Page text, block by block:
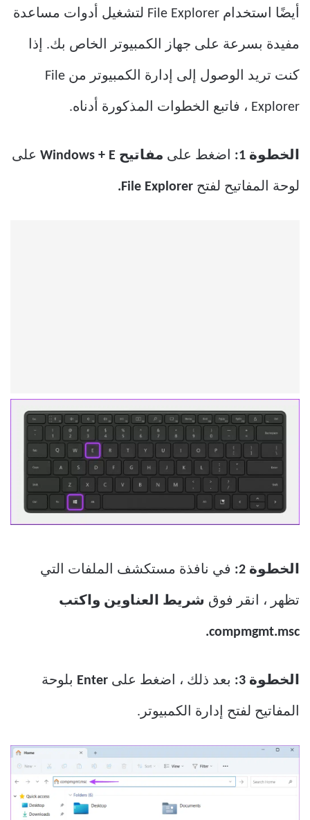
أيضًا استخدام File Explorer لتشغيل أدوات مساعدة
مفيدة بسرعة على جهاز الكمبيوتر الخاص بك. إذا
كنت تريد الوصول إلى إدارة الكمبيوتر من File
Explorer ، فاتبع الخطوات المذكورة أدناه.
الخطوة 1: اضغط على مفاتيح Windows + E على
لوحة المفاتيح لفتح
الخطوة 2: في نافذة مستكشف الملفات التي
تظهر ، انقر فوق شريط العناوين واكتب
compmgmt.msc.
الخطوة 3: بعد ذلك ، اضغط على Enter بلوحة
المفاتيح لفتح إدارة الكمبيوتر.